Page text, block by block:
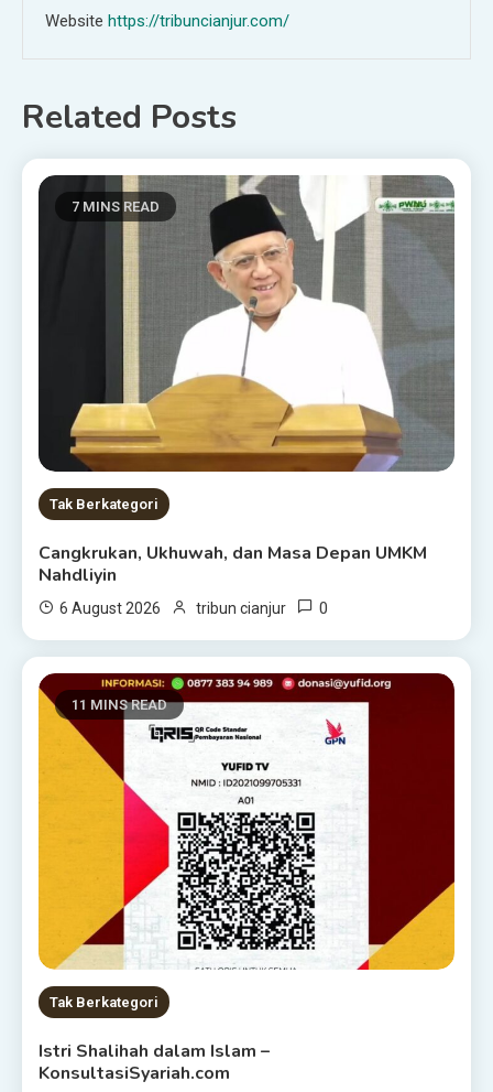
Website https://tribuncianjur.com/
Related Posts
7 MINS READ
Tak Berkategori
Cangkrukan, Ukhuwah, dan Masa Depan UMKM
Nahdliyin
6 August 2026 tribun cianjur 0
11 MINS READ
Tak Berkategori
Istri Shalihah dalam Islam –
KonsultasiSyariah.com